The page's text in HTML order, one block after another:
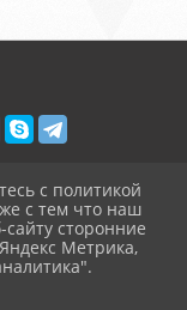
с политикой
с тем что наш
сторонние
Метрика,